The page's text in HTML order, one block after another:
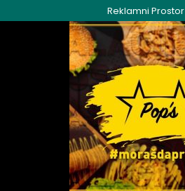
to
Reklamni Prostor